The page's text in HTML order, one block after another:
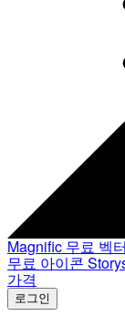
Magnific 무료 벡
무료 아이콘
가격
로그인